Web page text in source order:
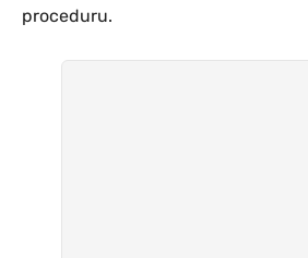
proceduru.